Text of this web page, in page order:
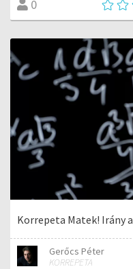
0
Korrepeta Matek! Irány
Gerőcs Péter
KORREPETA